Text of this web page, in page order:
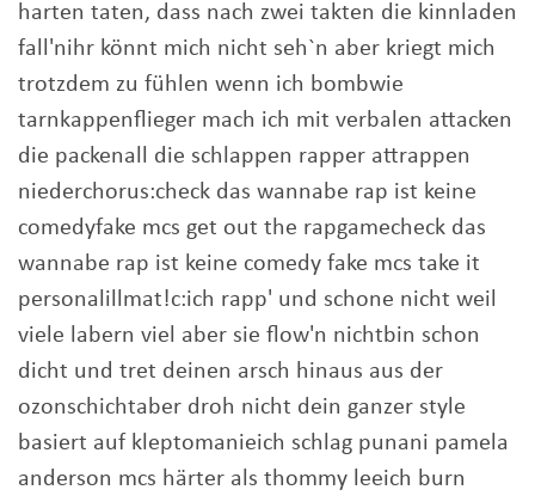
harten taten, dass nach zwei takten die kinnladen
fall'nihr könnt mich nicht seh`n aber kriegt mich
trotzdem zu fühlen wenn ich bombwie
tarnkappenflieger mach ich mit verbalen attacken
die packenall die schlappen rapper attrappen
niederchorus:check das wannabe rap ist keine
comedyfake mcs get out the rapgamecheck das
wannabe rap ist keine comedy fake mcs take it
personalillmat!c:ich rapp' und schone nicht weil
viele labern viel aber sie flow'n nichtbin schon
dicht und tret deinen arsch hinaus aus der
ozonschichtaber droh nicht dein ganzer style
basiert auf kleptomanieich schlag punani pamela
anderson mcs härter als thommy leeich burn